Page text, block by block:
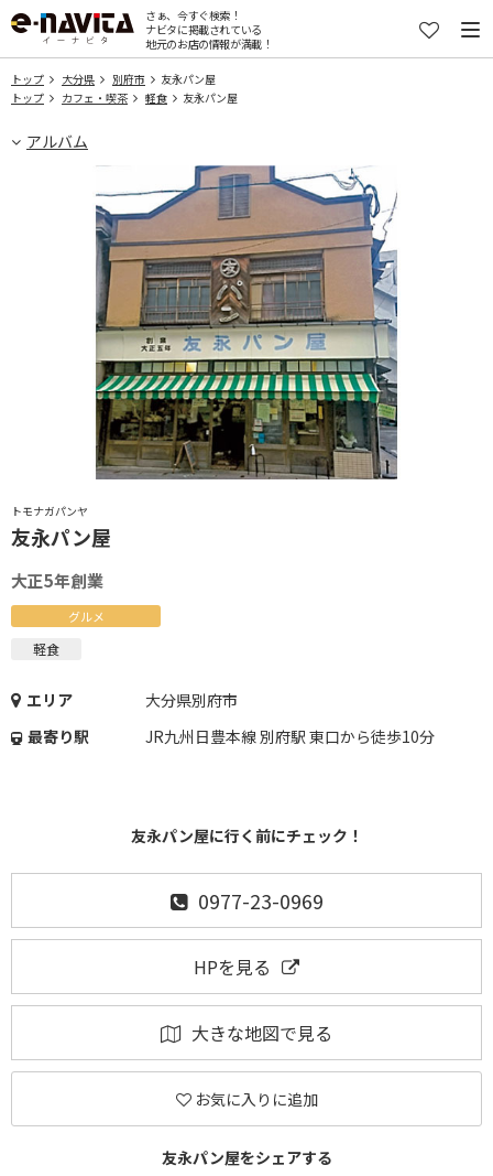
さぁ、今すぐ検索！
ナビタに掲載されている
地元のお店の情報が満載！
トップ 大分県 別府市
友永パン屋
トップ
カフェ・喫茶 軽食 友永パン屋
アルバム
トモナガパンヤ
友永パン屋
大正5年創業
グルメ
軽食
エリア
大分県別府市
最寄り駅
JR九州日豊本線 別府駅 東口から徒歩10分
友永パン屋に行く前にチェック！
0977-23-0969
HPを見る
大きな地図で見る
お気に入りに追加
友永パン屋をシェアする